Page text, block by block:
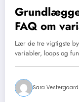
FAQ om
og fejl
Lær de tre vigtigste
variabler, loops og
Sara Vestergaard